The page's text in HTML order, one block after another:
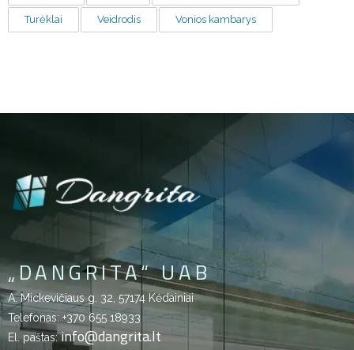
Turėklai Veidrodis Vonios kambarys
„DANGRITA“ UAB
A. Mickevičiaus g. 32, 57174 Kėdainiai
Telefonas: +370 655 18933
El. paštas:info@dangrita.lt